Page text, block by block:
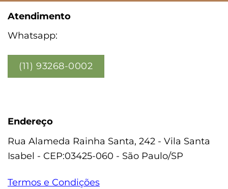
Atendimento
Whatsapp:
(11) 93268-0002
Endereço
Rua Alameda Rainha Santa, 242 - Vila Santa
Isabel - CEP:03425-060 - São Paulo/SP
Termos e Condições